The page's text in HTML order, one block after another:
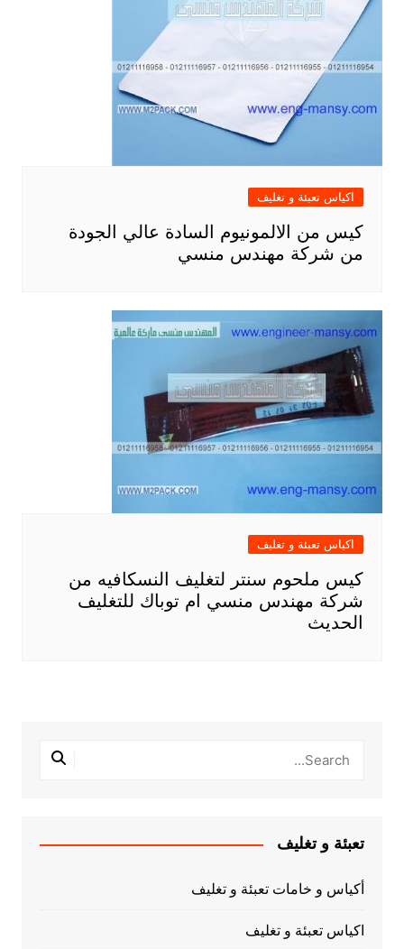
اكياس تعبئة و تغليف
كيس من الالمونيوم السادة عالي الجودة
من شركة مهندس منسي
اكياس تعبئة و تغليف
كيس ملحوم سنتر لتغليف النسكافيه من
شركة مهندس منسي ام توباك للتغليف
الحديث
تعبئة و تغليف
أكياس و خامات تعبئة و تغليف
اكياس تعبئة و تغليف